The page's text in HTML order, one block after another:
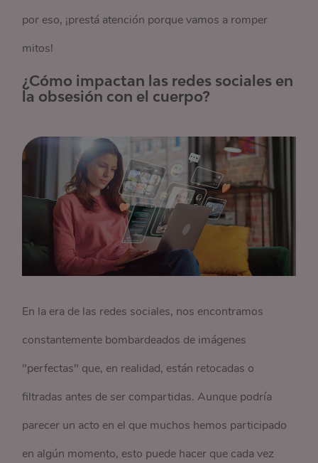
por eso, ¡prestá atención porque vamos a romper
mitos!
¿Cómo impactan las redes sociales en
la obsesión con el cuerpo?
En la era de las redes sociales, nos encontramos
constantemente bombardeados de imágenes
"perfectas" que, en realidad, están retocadas o
filtradas antes de ser compartidas. Aunque podría
parecer un acto en el que muchos hemos participado
en algún momento, esto puede hacer que cada vez